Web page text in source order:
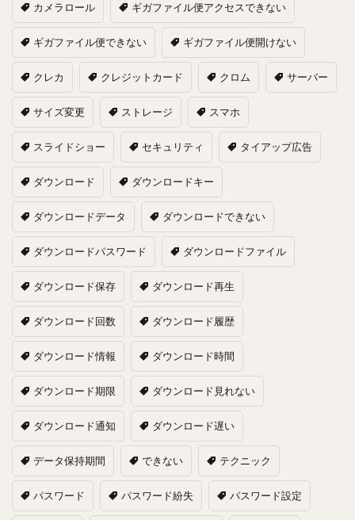
カメラロール ギガファイル便アクセスできない
ギガファイル便できない ギガファイル便開けない
クレカ クレジットカード クロム サーバー
サイズ変更 ストレージ スマホ
スライドショー セキュリティ タイアップ広告
ダウンロード ダウンロードキー
ダウンロードデータ ダウンロードできない
ダウンロードパスワード ダウンロードファイル
ダウンロード保存 ダウンロード再生
ダウンロード回数 ダウンロード履歴
ダウンロード情報 ダウンロード時間
ダウンロード期限 ダウンロード見れない
ダウンロード通知 ダウンロード遅い
データ保持期間 できない テクニック
パスワード パスワード紛失 パスワード設定